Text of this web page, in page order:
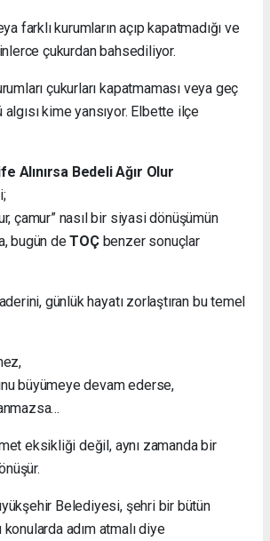
farklı kurumların açıp kapatmadığı ve
çukurdan bahsediliyor.
çukurları kapatmaması veya geç
algısı kime yansıyor. Elbette ilçe
Alınırsa Bedeli Ağır Olur
çamur” nasıl bir siyasi dönüşümün
bugün deTOÇbenzer sonuçlar
günlük hayatı zorlaştıran bu temel
büyümeye devam ederse,
eksikliği değil, aynı zamanda bir
Belediyesi, şehri bir bütün
adım atmalı diye